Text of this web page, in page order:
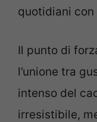
quotidiani
Il punto di
l’unione tra
intenso del
irresistibile,